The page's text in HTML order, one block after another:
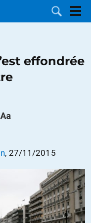
effondrée
, 27/11/2015